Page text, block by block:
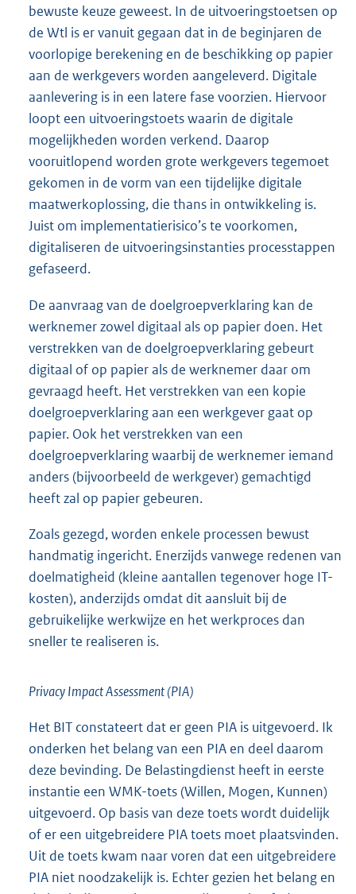
bewuste keuze geweest. In de uitvoeringstoetsen op
de Wtl is er vanuit gegaan dat in de beginjaren de
voorlopige berekening en de beschikking op papier
aan de werkgevers worden aangeleverd. Digitale
aanlevering is in een latere fase voorzien. Hiervoor
loopt een uitvoeringstoets waarin de digitale
mogelijkheden worden verkend. Daarop
vooruitlopend worden grote werkgevers tegemoet
gekomen in de vorm van een tijdelijke digitale
maatwerkoplossing, die thans in ontwikkeling is.
Juist om implementatierisico’s te voorkomen,
digitaliseren de uitvoeringsinstanties processtappen
gefaseerd.
De aanvraag van de doelgroepverklaring kan de
werknemer zowel digitaal als op papier doen. Het
verstrekken van de doelgroepverklaring gebeurt
digitaal of op papier als de werknemer daar om
gevraagd heeft. Het verstrekken van een kopie
doelgroepverklaring aan een werkgever gaat op
papier. Ook het verstrekken van een
doelgroepverklaring waarbij de werknemer iemand
anders (bijvoorbeeld de werkgever) gemachtigd
heeft zal op papier gebeuren.
Zoals gezegd, worden enkele processen bewust
handmatig ingericht. Enerzijds vanwege redenen van
doelmatigheid (kleine aantallen tegenover hoge IT-
kosten), anderzijds omdat dit aansluit bij de
gebruikelijke werkwijze en het werkproces dan
sneller te realiseren is.
Privacy Impact Assessment (PIA)
Het BIT constateert dat er geen PIA is uitgevoerd. Ik
onderken het belang van een PIA en deel daarom
deze bevinding. De Belastingdienst heeft in eerste
instantie een WMK-toets (Willen, Mogen, Kunnen)
uitgevoerd. Op basis van deze toets wordt duidelijk
of er een uitgebreidere PIA toets moet plaatsvinden.
Uit de toets kwam naar voren dat een uitgebreidere
PIA niet noodzakelijk is. Echter gezien het belang en